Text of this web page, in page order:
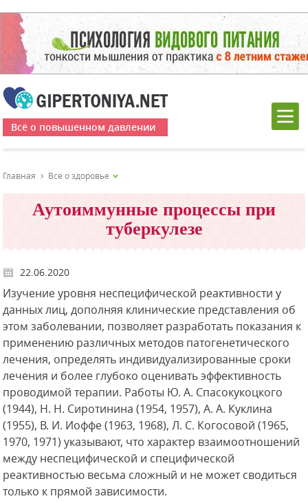
Всё о повышенном давлении
Главная Все о здоровье
Аутоиммунные процессы при
туберкулезе
22.06.2020
Изучение уровня неспецифической реактивности у
данных лиц, дополняя клинические представления об
этом заболевании, позволяет разработать показания к
применению различных методов патогенетического
лечения, определять индивидуализированные сроки
лечения и более глубоко оценивать эффективность
проводимой терапии. Работы Ю. А. Спасокукоцкого
(1944), Н. Н. Сиротинина (1954, 1957), А. А. Куклина
(1955), В. И. Иоффе(1963, 1968), Л. С. Когосовой (1965,
1970, 1971) указывают, что характер взаимоотношений
между неспецифической и специфической
реактивностью весьма сложный и не может сводиться
только к прямой зависимости.